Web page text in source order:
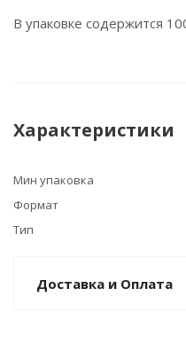
В упаковке содержится
Характеристики
Мин упаковка
Формат
Тип
Доставка и Оплата